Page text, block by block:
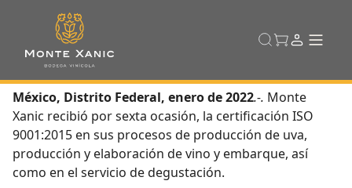
México, Distrito Federal, enero de 2022.-. Monte
Xanic recibió por sexta ocasión, la certificación ISO
9001:2015 en sus procesos de producción de uva,
producción y elaboración de vino y embarque, así
como en el servicio de degustación.